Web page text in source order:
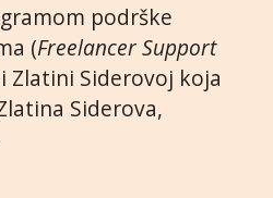
podrške
(Freelancer Support
Zlatini Siderovoj koja
Siderova,